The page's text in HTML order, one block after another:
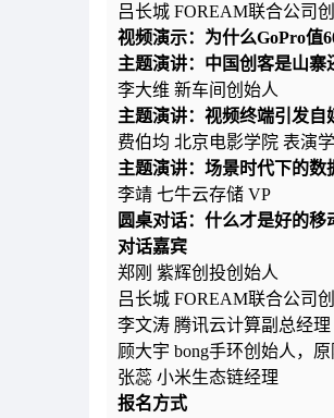
吕长城 FOREAM联合公司
视频演示：为什么GoPro值
主题演讲：中国创客是山寨
李大维 新车间创始人
主题演讲：视频终端引发自
费伯均 北京电影学院 表演
主题演讲：场景时代下的数
李靖 七牛云存储 VP
圆桌对话：什么才是好的移
对话嘉宾
郑刚 紫辉创投创始人
吕长城 FOREAM联合公司
李文涛 腾讯云计算副总经理
顾大宇 bong手环创始人，
张蕊 小米生态链经理
报名方式